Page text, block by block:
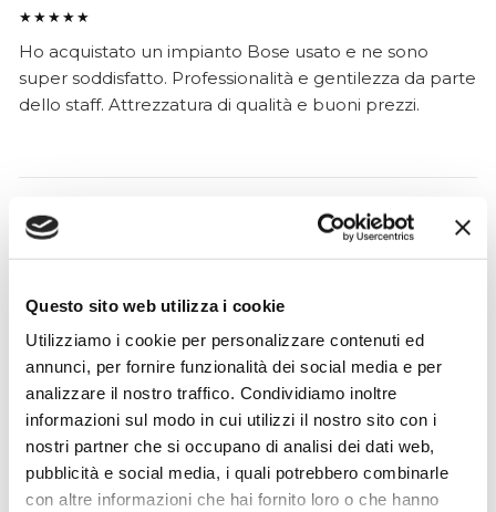
Questo sito web utilizza i cookie
Utilizziamo i cookie per personalizzare contenuti ed
annunci, per fornire funzionalità dei social media e per
analizzare il nostro traffico. Condividiamo inoltre
informazioni sul modo in cui utilizzi il nostro sito con i
nostri partner che si occupano di analisi dei dati web,
pubblicità e social media, i quali potrebbero combinarle
con altre informazioni che hai fornito loro o che hanno
★★★★★
Ho acquistato un impianto Bose usato e ne sono
super soddisfatto. Professionalità e gentilezza da parte
dello staff. Attrezzatura di qualità e buoni prezzi.
Ho acquistato un contrabbasso elettrico Stanzani, un
microfono professionale, amplificatore, cuffie, aste e
cavi vari come regali per il mio compagno. Lo
strumento è a dir poco meraviglioso e il resto dei
prodotti è di alto livello. I venditori son..